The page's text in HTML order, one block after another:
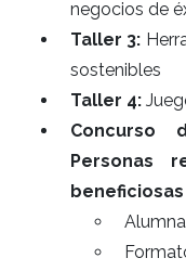
negocios de
Taller 3:
sostenibles
Taller 4:
Concurso
Personas